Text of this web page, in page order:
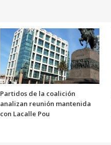
Partidos de la coalición
analizan reunión mantenida
con Lacalle Pou